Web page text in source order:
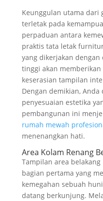
Keunggulan utama dari
terletak pada
perpaduan antara
praktis tata letak
yang dikerjakan
tinggi akan
keserasian tampilan
Dengan demikian,
penyesuaian estetika
pembangunan ini
rumah mewah
menenangkan hati.
Area Kolam Renang
Tampilan area
bagian pertama yang
kemegahan sebuah
datang berkunjung.